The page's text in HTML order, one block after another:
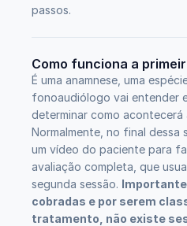
passos.
Como funciona a
É uma anamnese, uma
fonoaudiólogo vai entender
determinar como acontecerá
Normalmente, no final dessa
um vídeo do paciente para
avaliação completa, que
segunda sessão.
cobradas e por serem
tratamento, não existe